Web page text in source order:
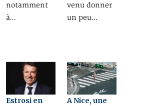
notamment
à…
venu donner
un peu…
Estrosi en
A Nice, une